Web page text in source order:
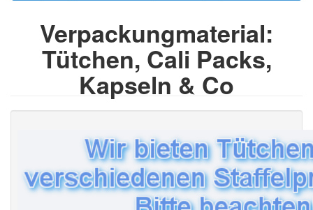
Verpackungmaterial:
Tütchen, Cali Packs,
Kapseln & Co